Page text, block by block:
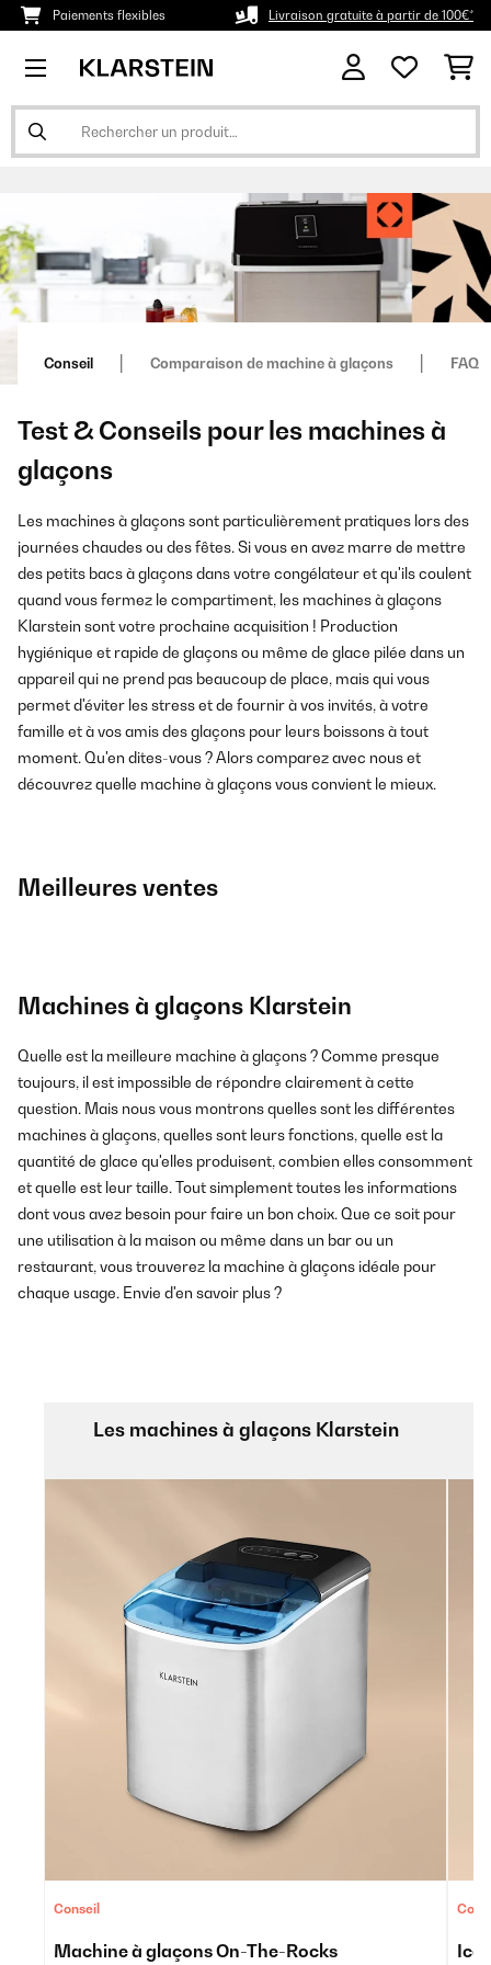
Paiements flexibles Livraison gratuite à partir de 100€*
Conseil Comparaison de machine à glaçons FAQ
Test & Conseils pour les machines à
glaçons
Les machines à glaçons sont particulièrement pratiques lors des
journées chaudes ou des fêtes. Si vous en avez marre de mettre
des petits bacs à glaçons dans votre congélateur et qu'ils coulent
quand vous fermez le compartiment, les machines à glaçons
Klarstein sont votre prochaine acquisition ! Production
hygiénique et rapide de glaçons ou même de glace pilée dans un
appareil qui ne prend pas beaucoup de place, mais qui vous
permet d'éviter les stress et de fournir à vos invités, à votre
famille et à vos amis des glaçons pour leurs boissons à tout
moment. Qu'en dites-vous ? Alors comparez avec nous et
découvrez quelle machine à glaçons vous convient le mieux.
Meilleures ventes
Machines à glaçons Klarstein
Quelle est la meilleure machine à glaçons ? Comme presque
toujours, il est impossible de répondre clairement à cette
question. Mais nous vous montrons quelles sont les différentes
machines à glaçons, quelles sont leurs fonctions, quelle est la
quantité de glace qu'elles produisent, combien elles consomment
et quelle est leur taille. Tout simplement toutes les informations
dont vous avez besoin pour faire un bon choix. Que ce soit pour
une utilisation à la maison ou même dans un bar ou un
restaurant, vous trouverez la machine à glaçons idéale pour
chaque usage. Envie d'en savoir plus ?
Les machines à glaçons Klarstein
Conseil
Machine à glaçons On-The-Rocks